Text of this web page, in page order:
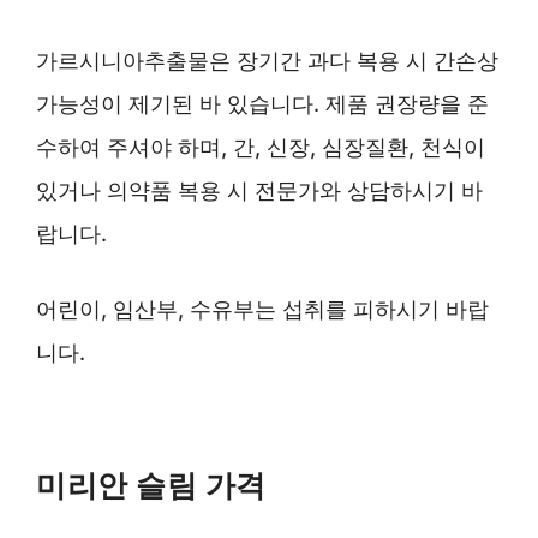
가르시니아추출물은 장기간 과다 복용 시 간손상
가능성이 제기된 바 있습니다. 제품 권장량을 준
수하여 주셔야 하며, 간, 신장, 심장질환, 천식이
있거나 의약품 복용 시 전문가와 상담하시기 바
랍니다.
어린이, 임산부, 수유부는 섭취를 피하시기 바랍
니다.
미리안 슬림 가격